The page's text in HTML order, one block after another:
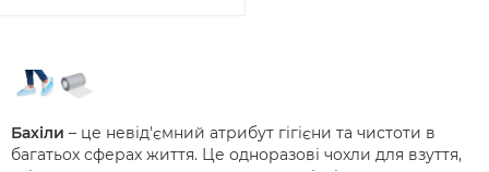
Бахіли – це невід'ємний атрибут гігієни та чистоти в
багатьох сферах життя. Це одноразові чохли для взуття,